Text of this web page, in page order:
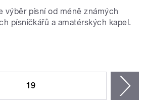
výběr písní od méně známých
písničkářů a amatérských kapel.
19